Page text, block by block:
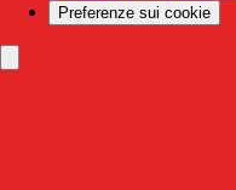
Preferenze sui cookie